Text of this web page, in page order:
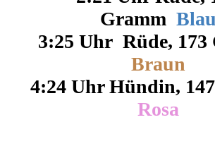
Gramm Blau
3:25 Uhr Rüde, 173
Braun
4:24 Uhr Hündin,
Rosa